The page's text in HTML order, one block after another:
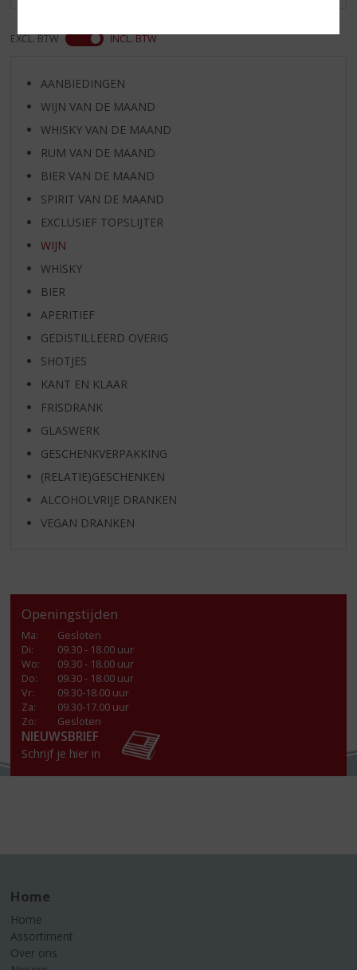
EXCL. BTW INCL. BTW
AANBIEDINGEN
WIJN VAN DE MAAND
WHISKY VAN DE MAAND
RUM VAN DE MAAND
BIER VAN DE MAAND
SPIRIT VAN DE MAAND
EXCLUSIEF TOPSLIJTER
WIJN
WHISKY
BIER
APERITIEF
GEDISTILLEERD OVERIG
SHOTJES
KANT EN KLAAR
FRISDRANK
GLASWERK
GESCHENKVERPAKKING
(RELATIE)GESCHENKEN
ALCOHOLVRIJE DRANKEN
VEGAN DRANKEN
Openingstijden
Ma:
Gesloten
Di:
09.30 - 18.00 uur
Wo:
09.30 - 18.00 uur
Do:
09.30 - 18.00 uur
Vr:
09.30-18.00 uur
Za:
09.30-17.00 uur
Zo:
Gesloten
NIEUWSBRIEF
Schrijf je hier in
Home
Home
Assortiment
Over ons